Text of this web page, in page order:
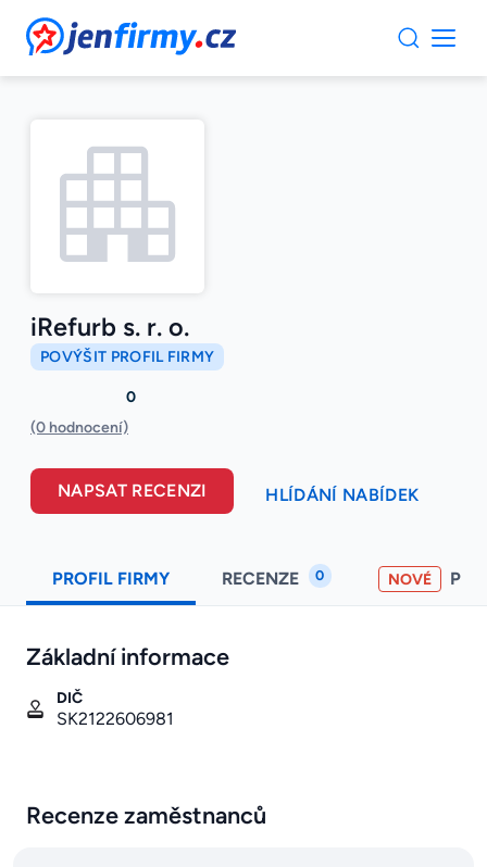
JenFirmy.cz
iRefurb s. r. o.
POVÝŠIT PROFIL FIRMY
0
(0 hodnocení)
NAPSAT RECENZI HLÍDÁNÍ NABÍDEK
PROFIL FIRMY RECENZE 0 NOVÉ
Základní informace
DIČ
SK2122606981
Recenze zaměstnanců